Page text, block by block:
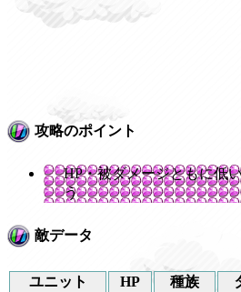
攻略のポイント
HP・被ダメージともに低
う
敵データ
ユニット HP 種族